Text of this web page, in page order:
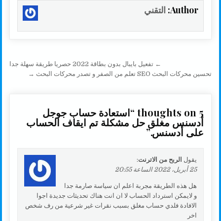
e
t
p
t
k
Author: التقني
تصفّح المقالات← تفعيل بايبال بدون بطاقة 2022 حصريا طريقة سهلة جدا
تحسين محركات البحث SEO تعلم من الصفر و تصدر محركات البحث →
5 thoughts on “ استعادة حساب جوجل
أدسنس مغلق حل مشكلة تم ايقاف الحساب
على أدسنس.”
يقول الربح من الاترنت:
25 أبريل، 2022 الساعة 20:55
هل هذه الطريقة مجربة اعلم ان سياسة صارمة جدا
و لايمكن استرداد الحساب لا ان انت هناك تحديثات جديدة اجوا
الافادة فلدي حساب مغلق بسبب نقرات غير شرعية من رف شخص
اخر